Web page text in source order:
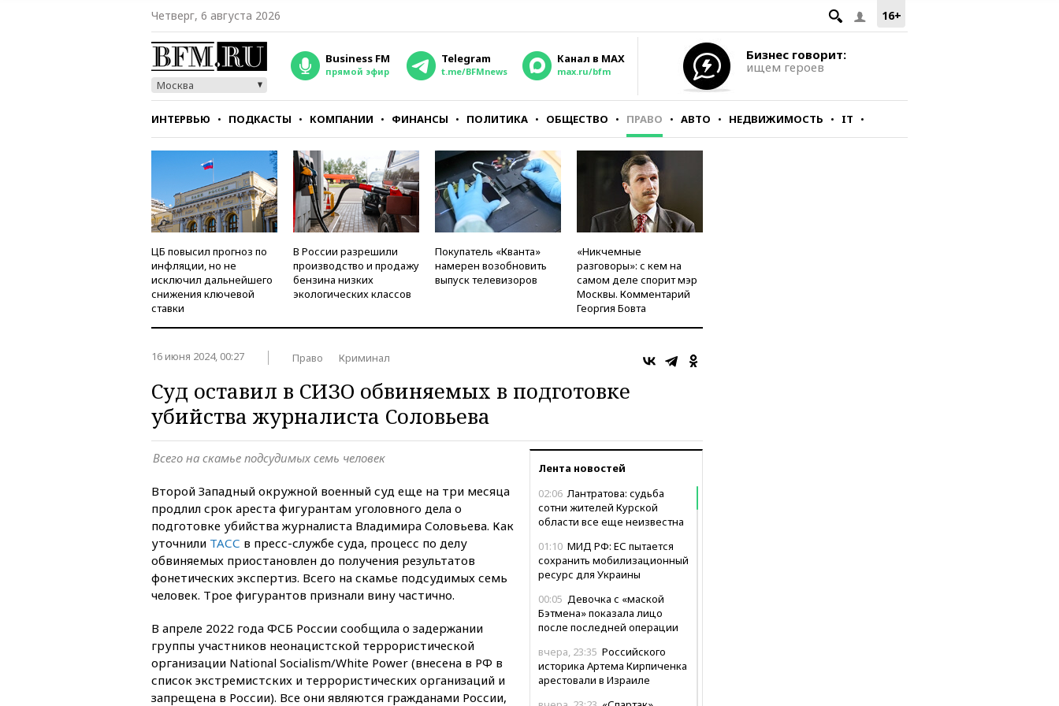
16+
Четверг, 6 августа 2026
Москва
Business FM
прямой эфир
Telegram
t.me/BFMnews
Канал в MAX
max.ru/bfm
Бизнес говорит:
ищем героев
ИНТЕРВЬЮ ПОДКАСТЫ КОМПАНИИ ФИНАНСЫ ПОЛИТИКА ОБЩЕСТВО ПРАВО АВТО НЕДВИЖИМОСТЬ IT
СТИЛЬ ТЕСТЫ
ЦБ повысил прогноз по
инфляции, но не
исключил дальнейшего
снижения ключевой
ставки
В России разрешили
производство и продажу
бензина низких
экологических классов
Покупатель «Кванта»
намерен возобновить
выпуск телевизоров
«Никчемные
разговоры»: с кем на
самом деле спорит мэр
Москвы. Комментарий
Георгия Бовта
16 июня 2024, 00:27 Право Криминал
Суд оставил в СИЗО обвиняемых в подготовке
убийства журналиста Соловьева
Лента новостей
02:06 Лантратова: судьба
сотни жителей Курской
области все еще неизвестна
01:10 МИД РФ: ЕС пытается
сохранить мобилизационный
ресурс для Украины
00:05 Девочка с «маской
Бэтмена» показала лицо
после последней операции
вчера, 23:35 Российского
историка Артема Кирпиченка
арестовали в Израиле
Всего на скамье подсудимых семь человек
Второй Западный окружной военный суд еще на три месяца
продлил срок ареста фигурантам уголовного дела о
подготовке убийства журналиста Владимира Соловьева. Как
уточнили ТАСС в пресс-службе суда, процесс по делу
обвиняемых приостановлен до получения результатов
фонетических экспертиз. Всего на скамье подсудимых семь
человек. Трое фигурантов признали вину частично.
В апреле 2022 года ФСБ России сообщила о задержании
группы участников неонацистской террористической
организации National Socialism/White Power (внесена в РФ в
список экстремистских и террористических организаций и
запрещена в России). Все они являются гражданами России,